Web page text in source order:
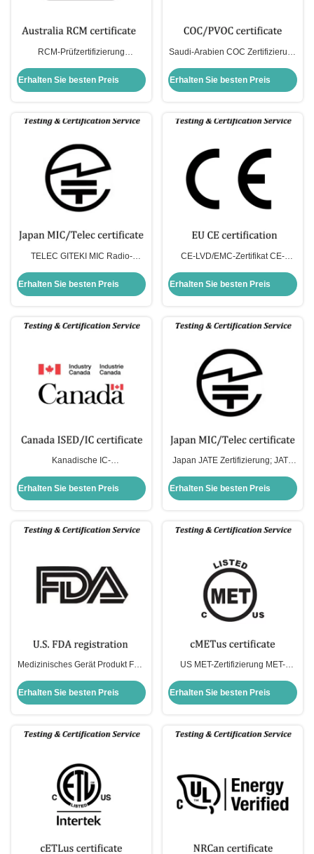
RCM-Prüfzertifizierung
Erhalten Sie besten Preis
Saudi-Arabien COC Zertifizierung
Zertifizierung
Erhalten Sie besten Preis
TELEC GITEKI MIC Radio-
Produkttypgenehmigung
Kommunikation Zertifizierung
Erhalten Sie besten Preis
CE-LVD/EMC-Zertifikat CE-
2014/53/EU CE-EMC 2014/35/EU
RoHS 2011/65/EU (EU)
Erhalten Sie besten Preis
Kanadische IC-
Zertifizierung Antragsverfahren;
Erhalten Sie besten Preis
Japan JATE Zertifizierung; JATE
Japan
Erhalten Sie besten Preis
Medizinisches Gerät Produkt FDA
Fda Zertifikat
Erhalten Sie besten Preis
US MET-Zertifizierung MET-
UL Marke Gleiche Gültigkeit in
Nordamerika
Erhalten Sie besten Preis